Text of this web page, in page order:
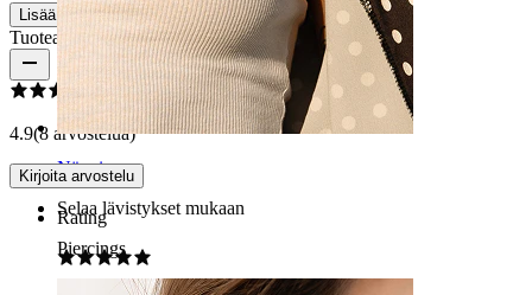
Nänni
Selaa lävistykset mukaan
Piercings
Lisää ostoskoriin
Tuotearvostelut
4.9(8 arvostelua)
Kirjoita arvostelu
Rating